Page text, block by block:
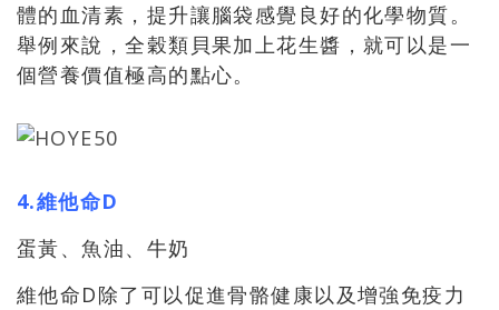
體的血清素，提升讓腦袋感覺良好的化學物質。
舉例來說，全穀類貝果加上花生醬，就可以是一
個營養價值極高的點心。
4.維他命D
蛋黃、魚油、牛奶
維他命D除了可以促進骨骼健康以及增強免疫力